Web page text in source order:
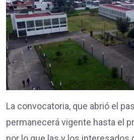
La convocatoria, que abrió el
permanecerá vigente hasta el